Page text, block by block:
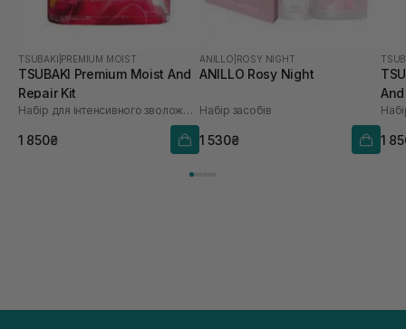
TSUBAKI PREMIUM MOIST
TSUBAKI Premium Moist And
Repair Kit
Набір для інтенсивного зволоження волосся
1 850₴
ANILLO ROSY NIGHT
ANILLO Rosy Night
Набір засобів
1 530₴ 1